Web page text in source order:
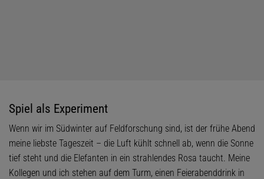
Spiel als Experiment
Wenn wir im Südwinter auf Feldforschung sind, ist der frühe Abend
meine liebste Tageszeit – die Luft kühlt schnell ab, wenn die Sonne
tief steht und die Elefanten in ein strahlendes Rosa taucht. Meine
Kollegen und ich stehen auf dem Turm, einen Feierabenddrink in